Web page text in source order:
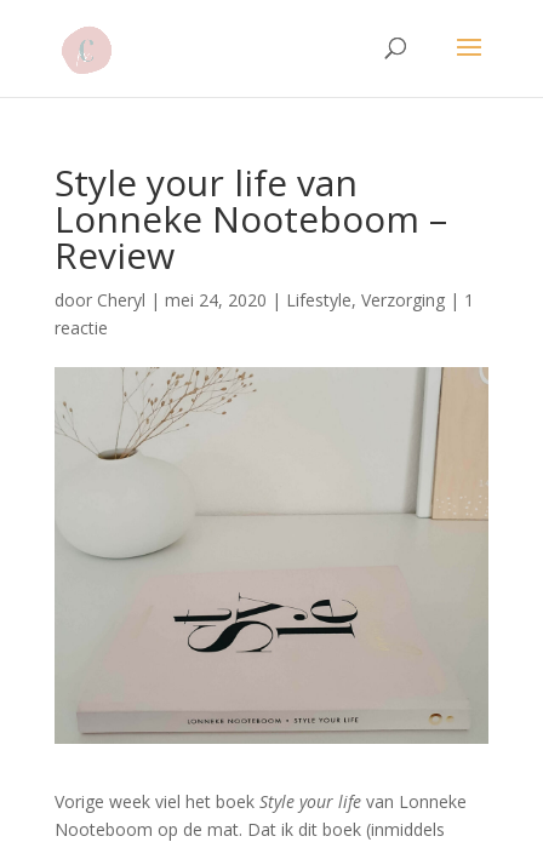
Style your life van
Lonneke Nooteboom –
Review
door Cheryl | mei 24, 2020 | Lifestyle, Verzorging| 1
reactie
Vorige week viel het boek Style your lifevan Lonneke
Nooteboom op de mat. Dat ik dit boek (inmiddels